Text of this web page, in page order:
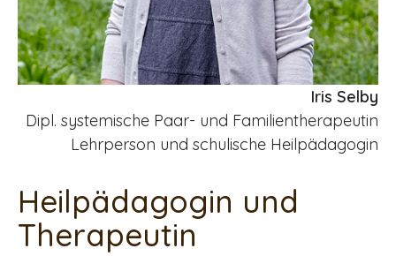
Heilpädagogin und
Therapeutin
Iris Selby
Dipl. systemische Paar- und Familientherapeutin
Lehrperson und schulische Heilpädagogin